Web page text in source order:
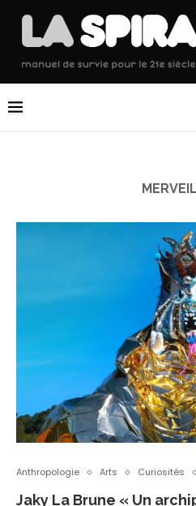
Anthropologie Arts Curiosités
Jaky La Brune « Un